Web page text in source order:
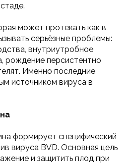
может протекать как в
серьёзные проблемы:
внутриутробное
рождение персистентно
Именно последние
источником вируса в
формирует специфический
вируса BVD. Основная цель
и защитить плод при